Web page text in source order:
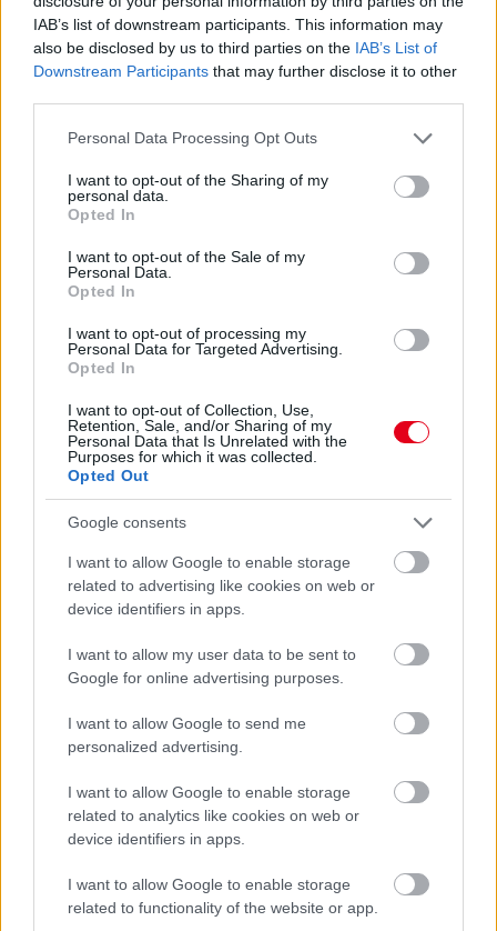
IAB’s list of downstream participants. This information may
also be disclosed by us to third parties on the IAB’s List of
Downstream Participants that may further disclose it to other
Please note that this website/app uses one or more Google
not limited to your visit or usage behaviour. You may click to
grant or deny consent to Google and its third-party tags to
use your data for below specified purposes in below Google
consent section.
Personal Data Processing Opt Outs
I want to opt-out of the Sharing of my
personal data.
Opted In
I want to opt-out of the Sale of my
Personal Data.
Opted In
I want to opt-out of processing my
Personal Data for Targeted Advertising.
Opted In
I want to opt-out of Collection, Use,
Retention, Sale, and/or Sharing of my
Personal Data that Is Unrelated with the
Purposes for which it was collected.
Opted Out
Google consents
I want to allow Google to enable storage
related to advertising like cookies on web or
device identifiers in apps.
I want to allow my user data to be sent to
Google for online advertising purposes.
I want to allow Google to send me
personalized advertising.
I want to allow Google to enable storage
related to analytics like cookies on web or
device identifiers in apps.
I want to allow Google to enable storage
related to functionality of the website or app.
Nem tud eleget javulni a hétszeres világbajnok. Bér a 12.
helyre ugrik fel, ez lehet kevés lesz. Még Sainz is mögötte van,
akinek szintén mennie kell, csak a 15.
16:22
Hat perc maradt vissza, Hamilton pedig megint kieső helyen,
idők javulásával szinte biztosan utolsó lesz majd. Nagy
tűzijáték várható itt!
Gyorsan változnak a dolgok! Alonso az élen 1:12.886-os
meglepetés Gasly harmadik, illetőleg De Vries hatodik helye is.
A brit-thai versenyzőtől gyorsan elveszik az első pozíciót.
Egyelőre Verstappen és Russell került elé.
16:20
Ennyit a Williamsről... Alexander Albon az élre ugrik!
Szomorúan sétál vissza Perez, hamarosan az újságírók
kérdéseire is válaszolni fog. Kollégánk is a helyszínen van, így
érdemes lesz majd figyelni a Formula.hu weboldalát az
időmérőt követően is!